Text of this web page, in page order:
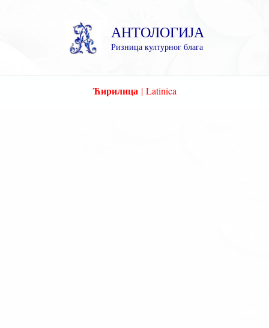
АНТОЛОГИЈА
Ризница културног блага
Ћирилица | Latinica